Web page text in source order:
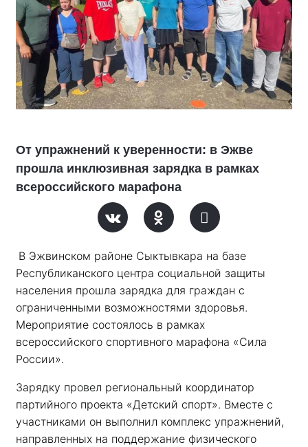
От упражнений к уверенности: в Эжве
прошла инклюзивная зарядка в рамках
всероссийского марафона
В Эжвинском районе Сыктывкара на базе
Республиканского центра социальной защиты
населения прошла зарядка для граждан с
ограниченными возможностями здоровья.
Мероприятие состоялось в рамках
всероссийского спортивного марафона «Сила
России».
Зарядку провел региональный координатор
партийного проекта «Детский спорт». Вместе с
участниками он выполнил комплекс упражнений,
направленных на поддержание физического